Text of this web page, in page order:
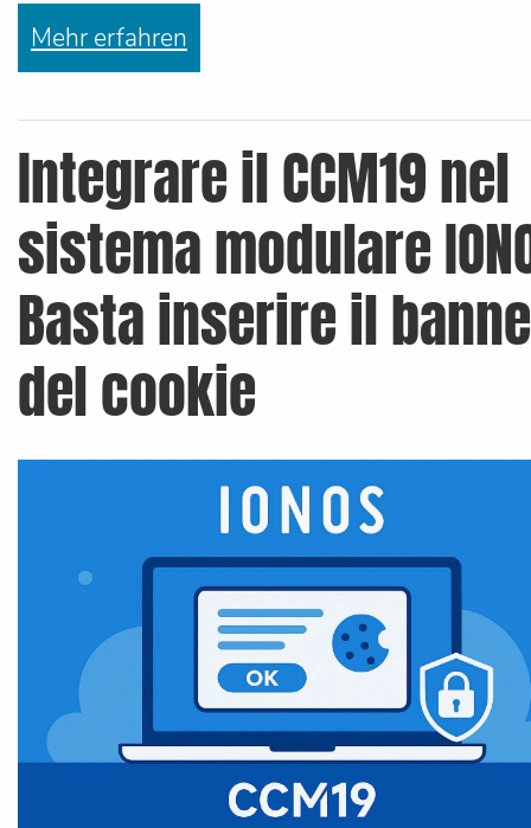
Mehr erfahren
Integrare il CCM19 nel
sistema modulare
Basta inserire il
del cookie